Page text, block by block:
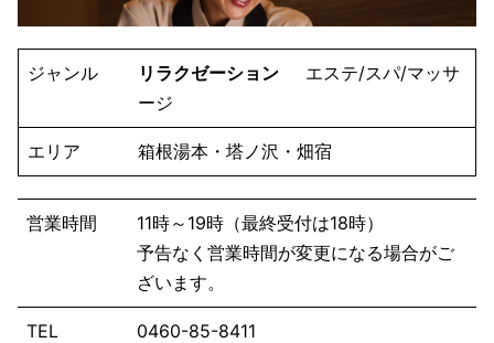
ジャンル リラクゼーション
エステ/スパ/マッサ
ージ
エリア 箱根湯本・塔ノ沢・畑宿
営業時間
11時～19時（最終受付は18時）
予告なく営業時間が変更になる場合がご
ざいます。
TEL 0460-85-8411